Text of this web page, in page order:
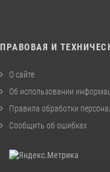
ПРАВОВАЯ И
О сайте
Об использовании
Правила обработки
Сообщить об ошибках